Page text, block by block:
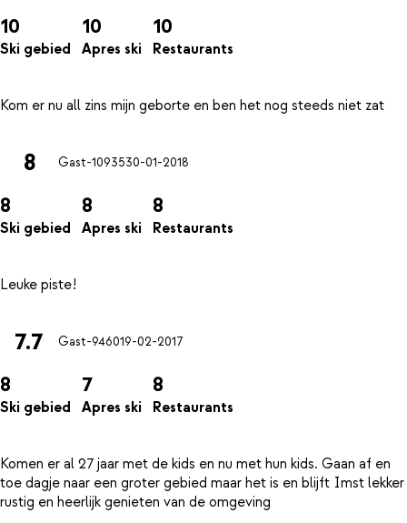
10
Ski gebied
10
Apres ski
10
Restaurants
8 Gast-1093530-01-2018
8
Ski gebied
8
Apres ski
8
Restaurants
7.7 Gast-946019-02-2017
8
Ski gebied
7
Apres ski
8
Restaurants
Komen er al 27 jaar met de kids en nu met hun kids. Gaan af en
toe dagje naar een groter gebied maar het is en blijft Imst lekker